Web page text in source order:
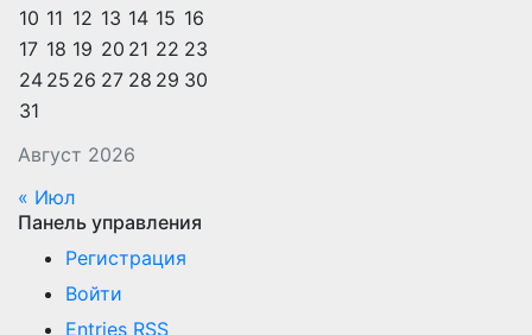
Август 2026
10 11 12 13 14 15 16
17 18 19 20 21 22 23
24 25 26 27 28 29 30
31
« Июл
Панель управления
Регистрация
Войти
Entries RSS